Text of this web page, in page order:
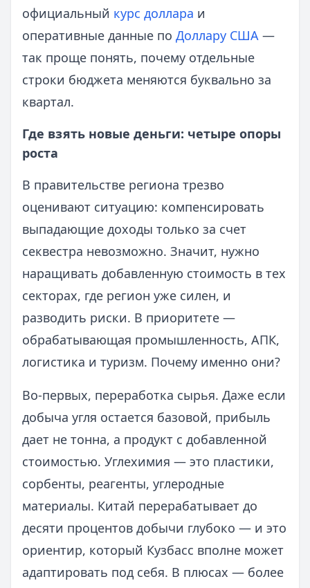
официальный курс доллара и
оперативные данные по Доллару США —
так проще понять, почему отдельные
строки бюджета меняются буквально за
квартал.
Где взять новые деньги: четыре опоры
роста
В правительстве региона трезво
оценивают ситуацию: компенсировать
выпадающие доходы только за счет
секвестра невозможно. Значит, нужно
наращивать добавленную стоимость в тех
секторах, где регион уже силен, и
разводить риски. В приоритете —
обрабатывающая промышленность, АПК,
логистика и туризм. Почему именно они?
Во‑первых, переработка сырья. Даже если
добыча угля остается базовой, прибыль
дает не тонна, а продукт с добавленной
стоимостью. Углехимия — это пластики,
сорбенты, реагенты, углеродные
материалы. Китай перерабатывает до
десяти процентов добычи глубоко — и это
ориентир, который Кузбасс вполне может
адаптировать под себя. В плюсах — более